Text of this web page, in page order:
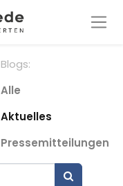
Blogs:
Alle
Aktuelles
Pressemitteilungen